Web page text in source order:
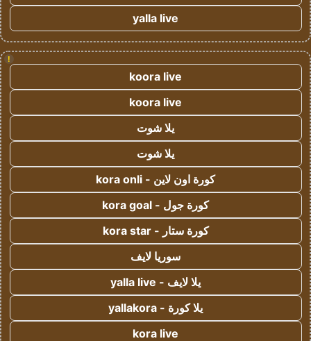
yalla live
!
koora live
koora live
يلا شوت
يلا شوت
كورة اون لاين - kora onli
كورة جول - kora goal
كورة ستار - kora star
سوريا لايف
يلا لايف - yalla live
يلا كورة - yallakora
kora live